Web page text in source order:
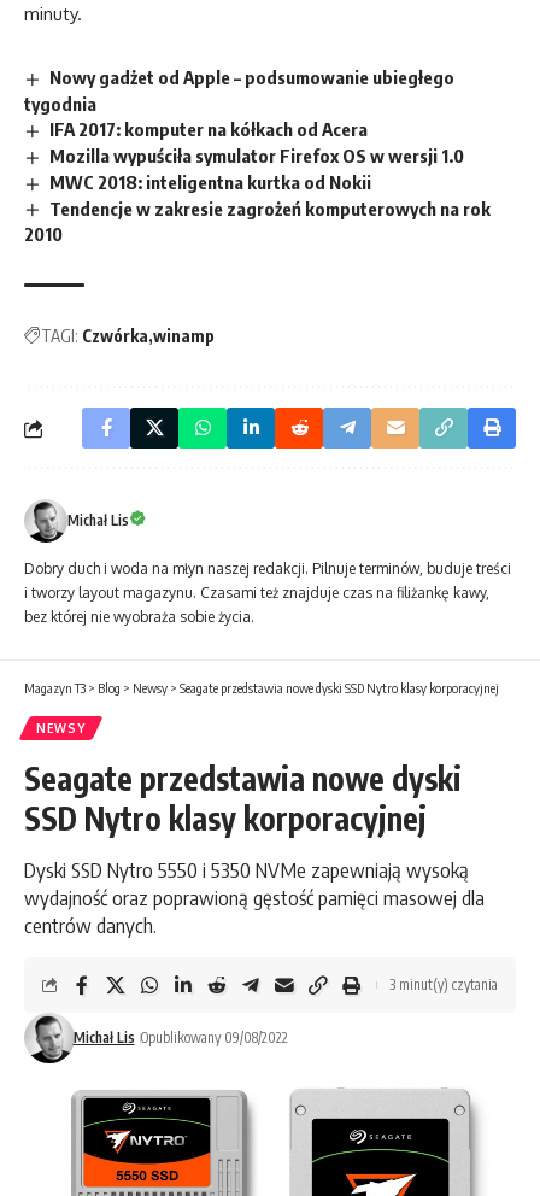
minuty.
Nowy gadżet od Apple – podsumowanie ubiegłego
tygodnia
IFA 2017: komputer na kółkach od Acera
Mozilla wypuściła symulator Firefox OS w wersji 1.0
MWC 2018: inteligentna kurtka od Nokii
Tendencje w zakresie zagrożeń komputerowych na rok
2010
TAGI: Czwórka winamp
Michał Lis
Dobry duch i woda na młyn naszej redakcji. Pilnuje terminów, buduje treści
i tworzy layout magazynu. Czasami też znajduje czas na filiżankę kawy,
bez której nie wyobraża sobie życia.
Magazyn T3 > Blog > Newsy > Seagate przedstawia nowe dyski SSD Nytro klasy korporacyjnej
NEWSY
Seagate przedstawia nowe dyski
SSD Nytro klasy korporacyjnej
Dyski SSD Nytro 5550 i 5350 NVMe zapewniają wysoką
wydajność oraz poprawioną gęstość pamięci masowej dla
centrów danych.
Michał Lis Opublikowany 09/08/2022
3 minut(y) czytania